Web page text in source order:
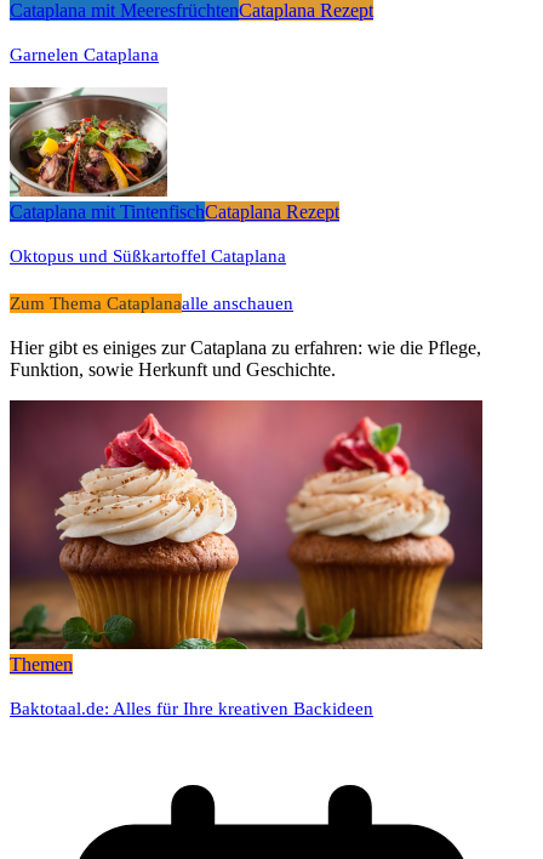
Cataplana mit MeeresfrüchtenCataplana Rezept
Garnelen Cataplana
Cataplana mit TintenfischCataplana Rezept
Oktopus und Süßkartoffel Cataplana
Zum Thema Cataplanaalle anschauen
Hier gibt es einiges zur Cataplana zu erfahren: wie die Pflege,
Funktion, sowie Herkunft und Geschichte.
Themen
Baktotaal.de: Alles für Ihre kreativen Backideen